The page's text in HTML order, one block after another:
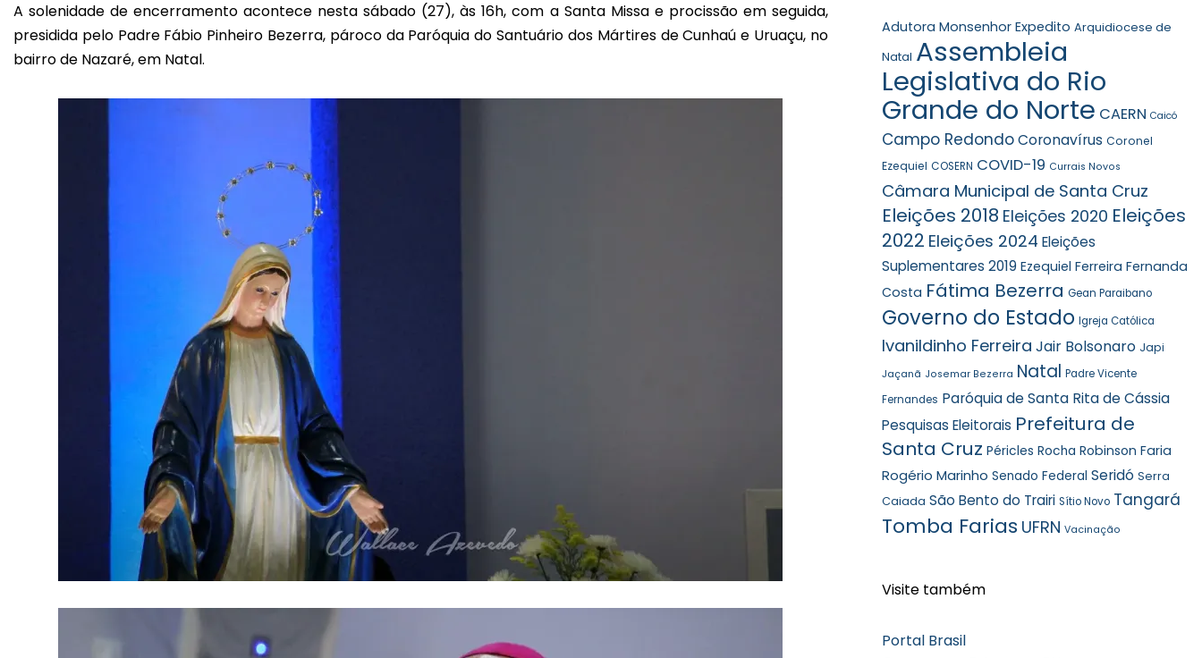
A solenidade de encerramento acontece nesta sábado (27), às 16h, com a Santa Missa e procissão em seguida,
presidida pelo Padre Fábio Pinheiro Bezerra, pároco da Paróquia do Santuário dos Mártires de Cunhaú e Uruaçu, no
bairro de Nazaré, em Natal.
Adutora Monsenhor Expedito Arquidiocese de
Natal Assembleia
Legislativa do Rio
Grande do Norte CAERN Caicó
Campo Redondo Coronavírus Coronel
Ezequiel COSERN COVID-19 Currais Novos
Câmara Municipal de Santa Cruz
Eleições 2018 Eleições 2020 Eleições
2022 Eleições 2024 Eleições
Suplementares 2019 Ezequiel Ferreira Fernanda
Costa Fátima Bezerra Gean Paraibano
Governo do Estado Igreja Católica
Ivanildinho Ferreira Jair Bolsonaro Japi
Jaçanã Josemar Bezerra Natal Padre Vicente
Fernandes Paróquia de Santa Rita de Cássia
Pesquisas Eleitorais Prefeitura de
Santa Cruz Péricles Rocha Robinson Faria
Rogério Marinho Senado Federal Seridó Serra
Caiada São Bento do Trairi Sítio Novo Tangará
Tomba Farias UFRN Vacinação
Visite também
Portal Brasil